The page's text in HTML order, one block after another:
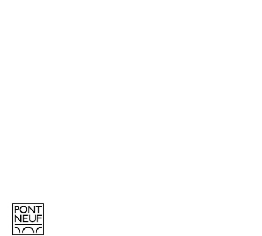
NAZWA
PRODUCENTA:
PONT
NEUF